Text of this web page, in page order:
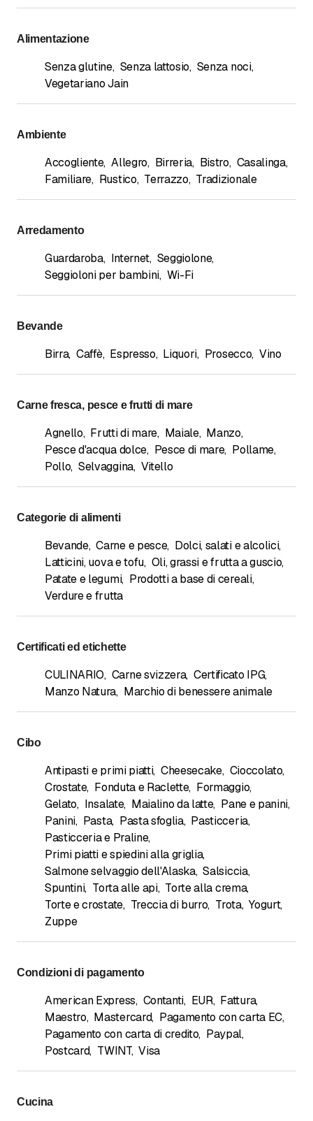
Alimentazione
Senza glutine, Senza lattosio, Senza noci,
Vegetariano Jain
Ambiente
Accogliente, Allegro, Birreria, Bistro, Casalinga,
Familiare, Rustico, Terrazzo, Tradizionale
Arredamento
Guardaroba, Internet, Seggiolone,
Seggioloni per bambini, Wi-Fi
Bevande
Birra, Caffè, Espresso, Liquori, Prosecco, Vino
Carne fresca, pesce e frutti di mare
Agnello, Frutti di mare, Maiale, Manzo,
Pesce d'acqua dolce, Pesce di mare, Pollame,
Pollo, Selvaggina, Vitello
Categorie di alimenti
Bevande, Carne e pesce, Dolci, salati e alcolici,
Latticini, uova e tofu, Oli, grassi e frutta a guscio,
Patate e legumi, Prodotti a base di cereali,
Verdure e frutta
Certificati ed etichette
CULINARIO, Carne svizzera, Certificato IPG,
Manzo Natura, Marchio di benessere animale
Cibo
Antipasti e primi piatti, Cheesecake, Cioccolato,
Crostate, Fonduta e Raclette, Formaggio,
Gelato, Insalate, Maialino da latte, Pane e panini,
Panini, Pasta, Pasta sfoglia, Pasticceria,
Pasticceria e Praline,
Primi piatti e spiedini alla griglia,
Salmone selvaggio dell'Alaska, Salsiccia,
Spuntini, Torta alle api, Torte alla crema,
Torte e crostate, Treccia di burro, Trota, Yogurt,
Zuppe
Condizioni di pagamento
American Express, Contanti, EUR, Fattura,
Maestro, Mastercard, Pagamento con carta EC,
Pagamento con carta di credito, Paypal,
Postcard, TWINT, Visa
Cucina